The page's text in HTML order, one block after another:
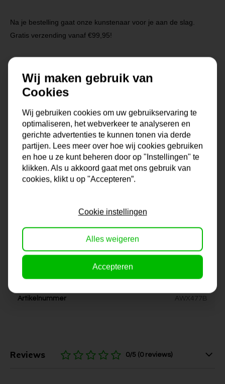
Na je bestelling gaat onze kunstenaar voor je aan de slag.
Gratis verzending vanaf €99,95!
Specificaties
Korte omschrijving
Origineel schilderij van onze
eigen kunstenaars
Formaat
60x60, 80x80, 90x90,
100x100, 120x120, 150x150
Kleur geel, bruin, grijs, aardetinten
Levertijd 6-10 werkdagen
Artikelnummer AWX477B
Reviews 0/5 (0 reviews)
Wij maken gebruik van
Cookies
Wij gebruiken cookies om uw gebruikservaring te
optimaliseren, het webverkeer te analyseren en
gerichte advertenties te kunnen tonen via derde
partijen. Lees meer over hoe wij cookies gebruiken
en hoe u ze kunt beheren door op "Instellingen" te
klikken. Als u akkoord gaat met ons gebruik van
cookies, klikt u op "Accepteren”.
Cookie instellingen
Alles weigeren
Accepteren